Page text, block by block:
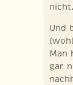
nicht.
Und
Man
gar